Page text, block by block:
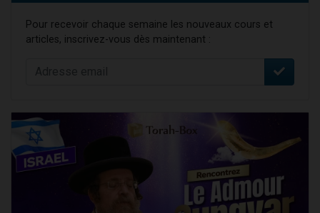
Pour recevoir chaque semaine les nouveaux cours et
articles, inscrivez-vous dès maintenant :